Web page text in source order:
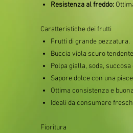
Resistenza al freddo:
Caratteristiche dei frutti
Frutti di grande pezzatura.
Buccia viola scuro
Polpa gialla, soda,
Sapore dolce con una
Ottima consistenza e
Ideali da consumare
Fioritura